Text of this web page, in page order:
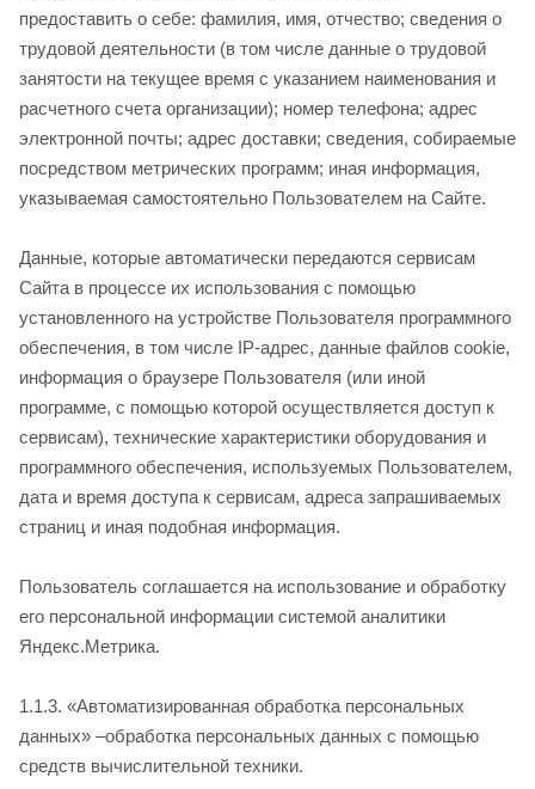
предоставить о себе: фамилия, имя, отчество; сведения о
трудовой деятельности (в том числе данные о трудовой
занятости на текущее время с указанием наименования и
расчетного счета организации); номер телефона; адрес
электронной почты; адрес доставки; сведения, собираемые
посредством метрических программ; иная информация,
указываемая самостоятельно Пользователем на Сайте.
Данные, которые автоматически передаются сервисам
Сайта в процессе их использования с помощью
установленного на устройстве Пользователя программного
обеспечения, в том числе IP-адрес, данные файлов cookie,
информация о браузере Пользователя (или иной
программе, с помощью которой осуществляется доступ к
сервисам), технические характеристики оборудования и
программного обеспечения, используемых Пользователем,
дата и время доступа к сервисам, адреса запрашиваемых
страниц и иная подобная информация.
Пользователь соглашается на использование и обработку
его персональной информации системой аналитики
Яндекс.Метрика.
1.1.3. «Автоматизированная обработка персональных
данных» –обработка персональных данных с помощью
средств вычислительной техники.